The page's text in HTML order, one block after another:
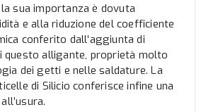
sua importanza è dovuta
e alla riduzione del coefficiente
conferito dall’aggiunta di
questo alligante, proprietà molto
dei getti e nelle saldature. La
di Silicio conferisce infine una